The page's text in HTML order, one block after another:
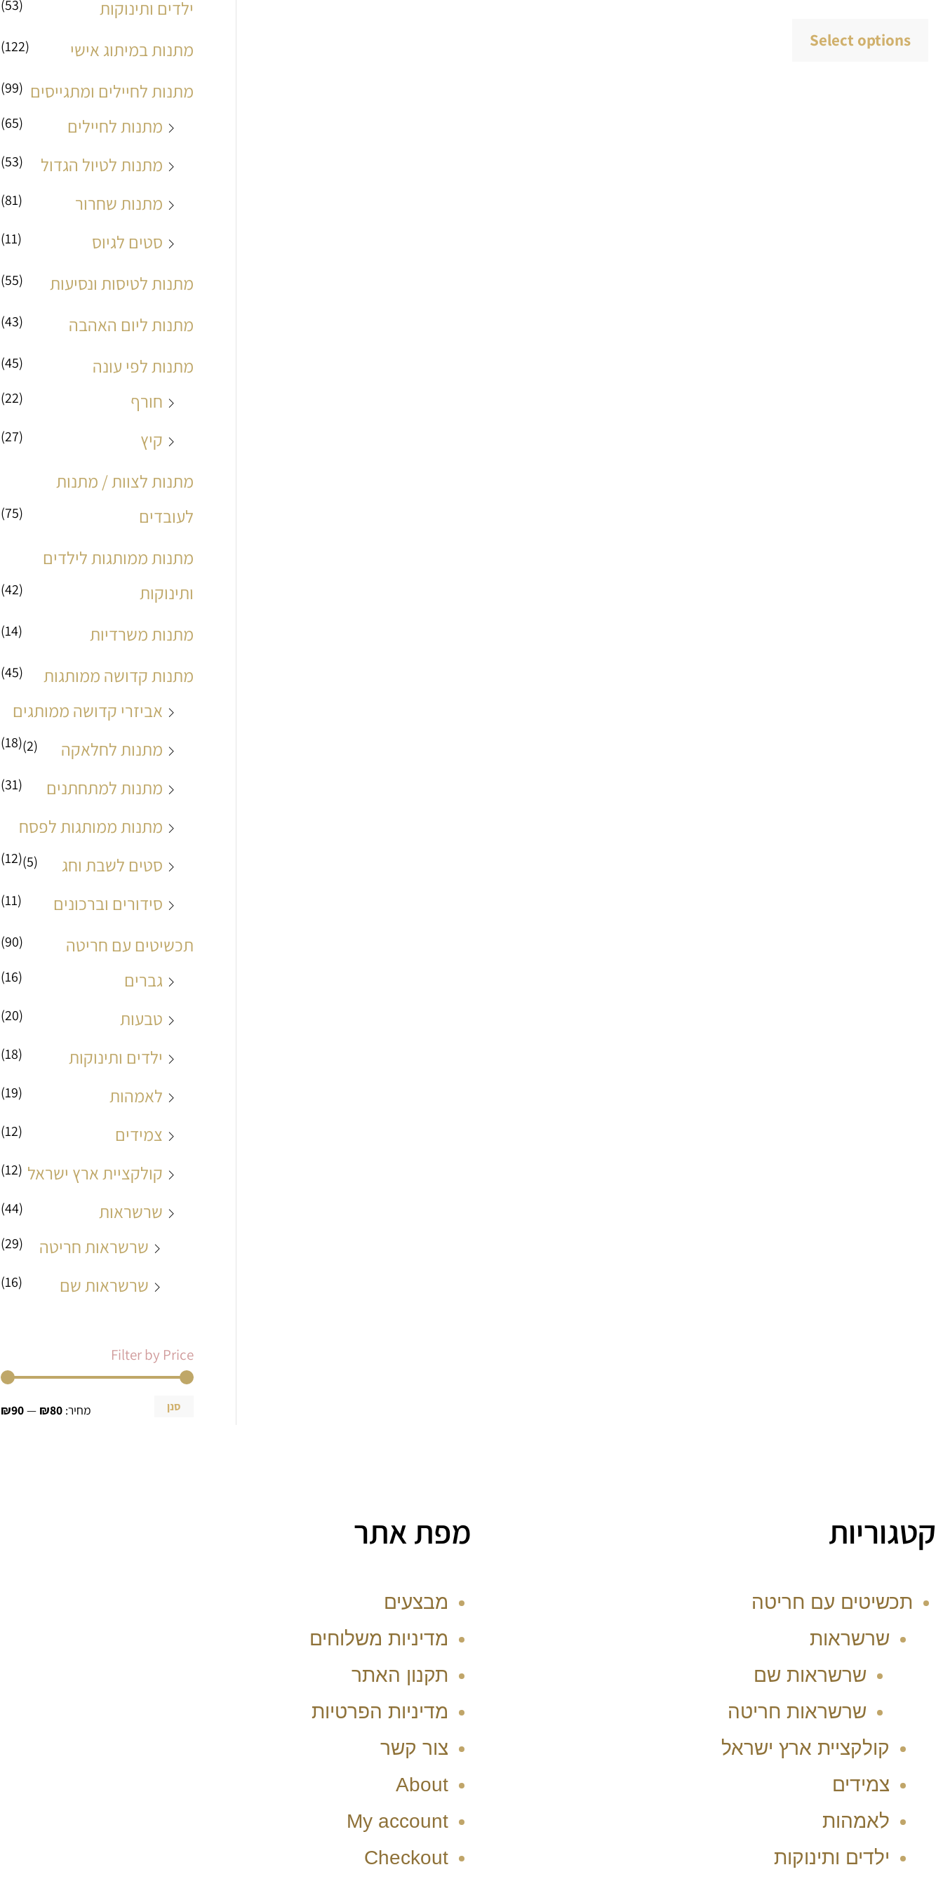
Select options
ילדים ותינוקות (53)
מתנות במיתוג אישי (122)
מתנות לחיילים ומתגייסים (99)
מתנות לחיילים (65)
מתנות לטיול הגדול (53)
מתנות שחרור (81)
סטים לגיוס (11)
מתנות לטיסות ונסיעות (55)
מתנות ליום האהבה (43)
מתנות לפי עונה (45)
חורף (22)
קיץ (27)
מתנות לצוות / מתנות
לעובדים
(75)
מתנות ממותגות לילדים
ותינוקות
(42)
מתנות משרדיות (14)
מתנות קדושה ממותגות (45)
אביזרי קדושה ממותגים
(18) מתנות לחלאקה (2)
מתנות למתחתנים (31)
מתנות ממותגות לפסח
(12) סטים לשבת וחג (5)
סידורים וברכונים (11)
תכשיטים עם חריטה (90)
גברים (16)
טבעות (20)
ילדים ותינוקות (18)
לאמהות (19)
צמידים (12)
קולקציית ארץ ישראל (12)
שרשראות (44)
שרשראות חריטה (29)
שרשראות שם (16)
Filter by Price
סנן מחיר: ₪80
—
₪90
קטגוריות
תכשיטים עם חריטה
שרשראות
שרשראות שם
שרשראות חריטה
קולקציית ארץ ישראל
צמידים
לאמהות
ילדים ותינוקות
מפת אתר
מבצעים
מדיניות משלוחים
תקנון האתר
מדיניות הפרטיות
צור קשר
About
My account
Checkout